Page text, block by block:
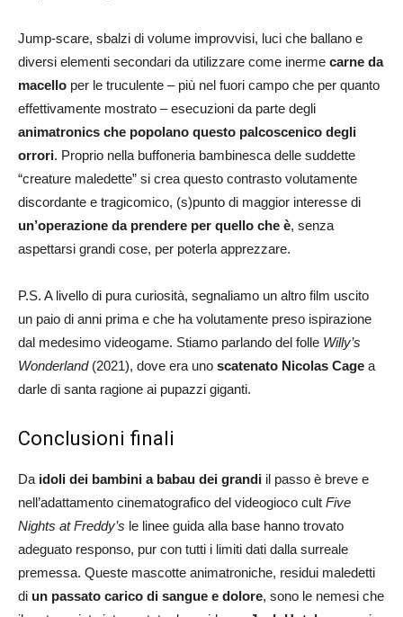
Jump-scare, sbalzi di volume improvvisi, luci che ballano e
diversi elementi secondari da utilizzare come inerme carne da
macello per le truculente – più nel fuori campo che per quanto
effettivamente mostrato – esecuzioni da parte degli
animatronics che popolano questo palcoscenico degli
orrori. Proprio nella buffoneria bambinesca delle suddette
“creature maledette” si crea questo contrasto volutamente
discordante e tragicomico, (s)punto di maggior interesse di
un’operazione da prendere per quello che è, senza
aspettarsi grandi cose, per poterla apprezzare.
P.S. A livello di pura curiosità, segnaliamo un altro film uscito
un paio di anni prima e che ha volutamente preso ispirazione
dal medesimo videogame. Stiamo parlando del folle Willy’s
Wonderland(2021), dove era uno scatenato Nicolas Cage a
darle di santa ragione ai pupazzi giganti.
Conclusioni finali
Da idoli dei bambini a babau dei grandi il passo è breve e
nell’adattamento cinematografico del videogioco cult Five
Nights at Freddy’s le linee guida alla base hanno trovato
adeguato responso, pur con tutti i limiti dati dalla surreale
premessa. Queste mascotte animatroniche, residui maledetti
di un passato carico di sangue e dolore, sono le nemesi che